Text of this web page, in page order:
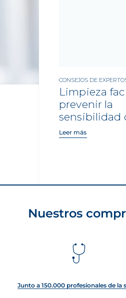
CONSEJOS DE
Limpieza
prevenir la
sensibilidad
Leer más
Nuestros
Junto a 150.000 profesionales de la